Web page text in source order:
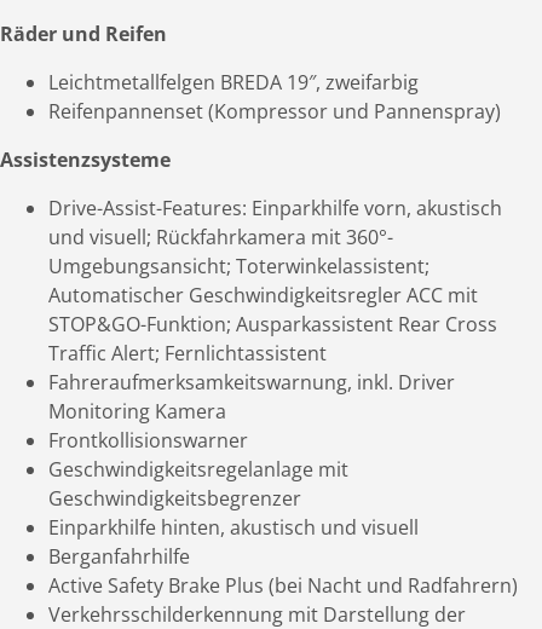
Räder und Reifen
Leichtmetallfelgen BREDA 19″, zweifarbig
Reifenpannenset (Kompressor und Pannenspray)
Assistenzsysteme
Drive-Assist-Features: Einparkhilfe vorn, akustisch
und visuell; Rückfahrkamera mit 360°-
Umgebungsansicht; Toterwinkelassistent;
Automatischer Geschwindigkeitsregler ACC mit
STOP&GO-Funktion; Ausparkassistent Rear Cross
Traffic Alert; Fernlichtassistent
Fahreraufmerksamkeitswarnung, inkl. Driver
Monitoring Kamera
Frontkollisionswarner
Geschwindigkeitsregelanlage mit
Geschwindigkeitsbegrenzer
Einparkhilfe hinten, akustisch und visuell
Berganfahrhilfe
Active Safety Brake Plus (bei Nacht und Radfahrern)
Verkehrsschilderkennung mit Darstellung der